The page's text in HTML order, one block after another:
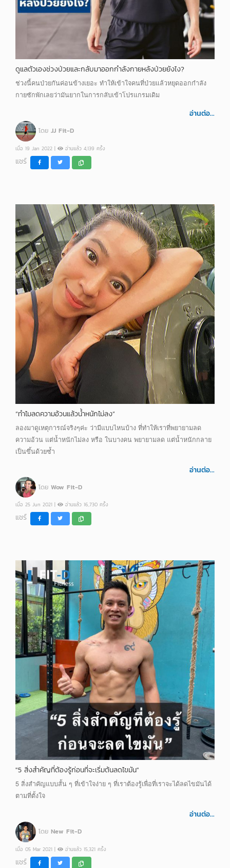
ดูแลตัวเองช่วงป่วยและกลับมาออกกำลังกายหลังป่วยยังไง?
ช่วงนี้คนป่วยกันค่อนข้างเยอะ ทำให้เข้าใจคนที่ป่วยแล้วหยุดออกกำลัง
กายซักพักเลยว่ามันยากในการกลับเข้าโปรแกรมเดิม
อ่านต่อ...
โดย JJ Fit-D
เมื่อ 19 Jan 2022 | อ่านแล้ว 4,139 ครั้ง
แชร์
“ทำไมลดความอ้วนแล้วน้ำหนักไม่ลง”
ลองมาดูเหตุการณ์จริงๆค่ะ ว่ามีแบบไหนบ้าง ที่ทำให้เราที่พยายามลด
ความอ้วน แต่น้ำหนักไม่ลง หรือ ในบางคน พยายามลด แต่น้ำหนักกลาย
เป็นขึ้นด้วยซ้ำ
อ่านต่อ...
โดย Wow Fit-D
เมื่อ 25 Jun 2021 | อ่านแล้ว 16,730 ครั้ง
แชร์
"5 สิ่งสำคัญที่ต้องรู้ก่อนที่จะเริ่มต้นลดไขมัน"
5 สิ่งสำคัญแบบสั้น ๆ ที่เข้าใจง่าย ๆ ที่เราต้องรู้เพื่อที่เราจะได้ลดไขมันได้
ตามที่ตั้งใจ
อ่านต่อ...
โดย New Fit-D
เมื่อ 05 Mar 2021 | อ่านแล้ว 15,321 ครั้ง
แชร์